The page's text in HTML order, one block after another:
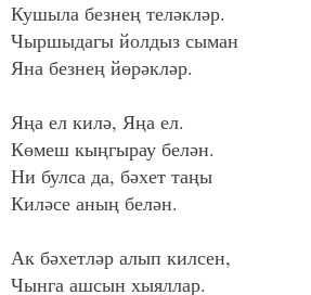
Кушыла безнең теләкләр.
Чыршыдагы йолдыз сыман
Яна безнең йөрәкләр.
Яңа ел килә, Яңа ел.
Көмеш кыңгырау белән.
Ни булса да, бәхет таңы
Киләсе аның белән.
Ак бәхетләр алып килсен,
Чынга ашсын хыяллар.